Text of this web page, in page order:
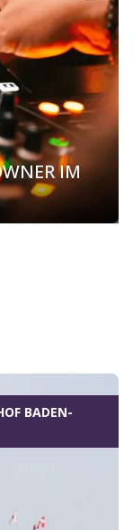
IM
BADEN-